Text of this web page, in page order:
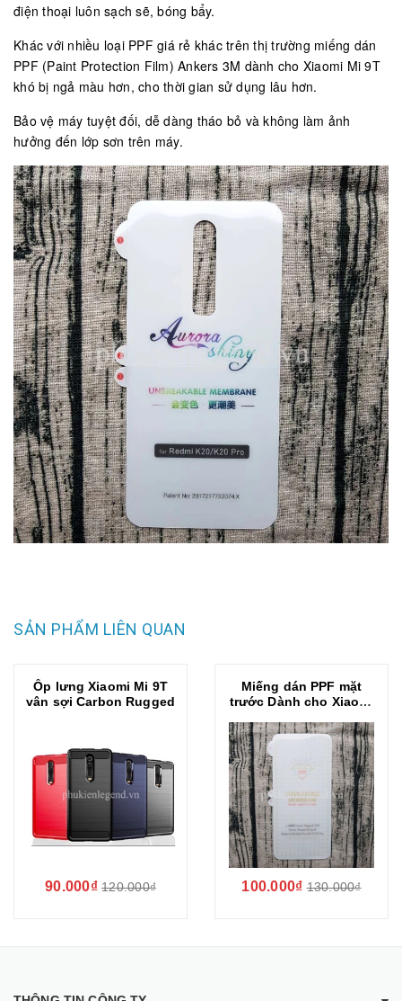
điện thoại luôn sạch sẽ, bóng bẩy.
Khác với nhiều loại PPF giá rẻ khác trên thị trường miếng dán
PPF (Paint Protection Film) Ankers 3M dành cho Xiaomi Mi 9T
khó bị ngả màu hơn, cho thời gian sử dụng lâu hơn.
Bảo vệ máy tuyệt đối, dễ dàng tháo bỏ và không làm ảnh
hưởng đến lớp sơn trên máy.
SẢN PHẨM LIÊN QUAN
Ốp lưng Xiaomi Mi 9T
vân sợi Carbon Rugged
90.000₫ 120.000₫
Miếng dán PPF mặt
trước Dành cho Xiaomi
100.000₫ 130.000₫